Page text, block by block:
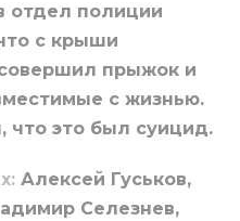
отдел полиции
с крыши
прыжок и
с жизнью.
что это был суицид.
Алексей Гуськов,
Селезнев,